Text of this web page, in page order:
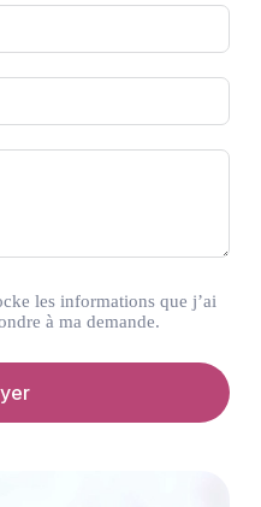
les informations que j’ai
à ma demande.